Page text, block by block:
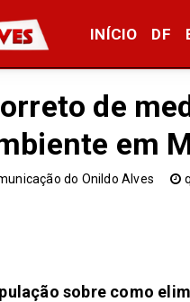
INÍCIO DF
de
em
do Onildo Alves
sobre como